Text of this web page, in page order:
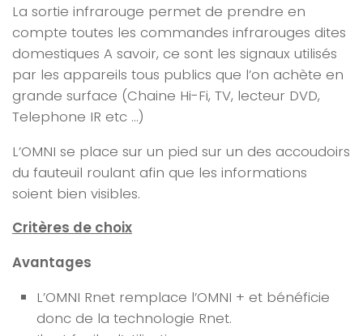
La sortie infrarouge permet de prendre en
compte toutes les commandes infrarouges dites
domestiques A savoir, ce sont les signaux utilisés
par les appareils tous publics que l’on achète en
grande surface (Chaine Hi-Fi, TV, lecteur DVD,
Telephone IR etc …)
L’OMNI se place sur un pied sur un des accoudoirs
du fauteuil roulant afin que les informations
soient bien visibles.
Critères de choix
Avantages
L’OMNI Rnet remplace l’OMNI + et bénéficie
donc de la technologie Rnet.